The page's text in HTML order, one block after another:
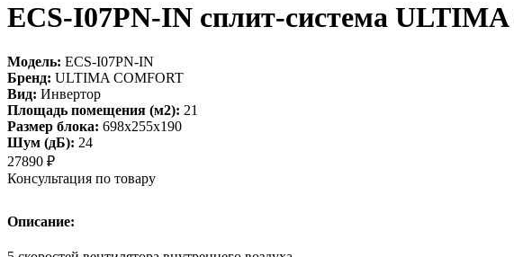
ECS-I07PN-IN сплит-система
Модель: ECS-I07PN-IN
Бренд: ULTIMA COMFORT
Вид: Инвертор
Площадь помещения (м2): 21
Размер блока: 698х255х190
Шум (дБ): 24
27890 ₽
Консультация по товару
Описание: